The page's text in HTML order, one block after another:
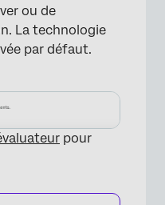
ou de
La technologie
par défaut.
pour